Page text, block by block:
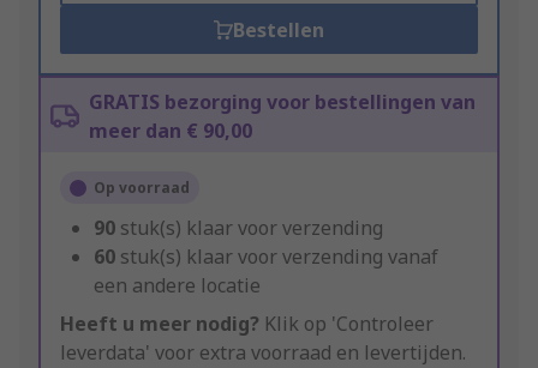
Bestellen
GRATIS bezorging voor bestellingen van
meer dan € 90,00
Op voorraad
90 stuk(s) klaar voor verzending
60 stuk(s) klaar voor verzending vanaf
een andere locatie
Heeft u meer nodig? Klik op 'Controleer
leverdata' voor extra voorraad en levertijden.